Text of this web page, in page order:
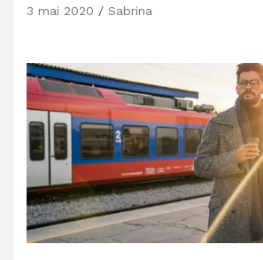
3 mai 2020 Sabrina